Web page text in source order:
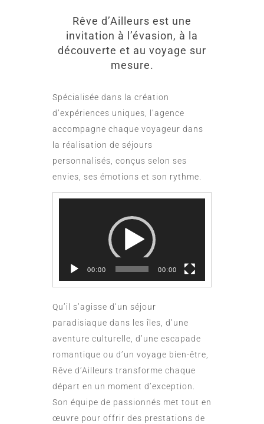
Rêve d’Ailleurs est une
invitation à l’évasion, à la
découverte et au voyage sur
mesure.
Spécialisée dans la création
d’expériences uniques, l’agence
accompagne chaque voyageur dans
la réalisation de séjours
personnalisés, conçus selon ses
envies, ses émotions et son rythme.
00:00 00:00
Qu’il s’agisse d’un séjour
paradisiaque dans les îles, d’une
aventure culturelle, d’une escapade
romantique ou d’un voyage bien-être,
Rêve d’Ailleurs transforme chaque
départ en un moment d’exception.
Son équipe de passionnés met tout en
œuvre pour offrir des prestations de